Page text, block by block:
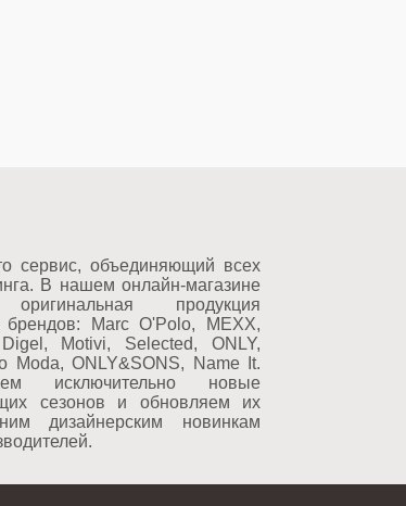
сервис, объединяющий всех
В нашем онлайн-магазине
оригинальная продукция
брендов: Marc O'Polo, MEXX,
Motivi, Selected, ONLY,
Moda, ONLY&SONS, Name It.
исключительно новые
сезонов и обновляем их
дизайнерским новинкам